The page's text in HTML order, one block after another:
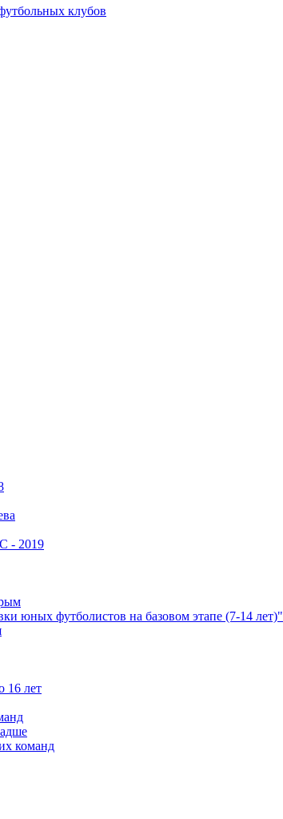
клубов
- 2019
юных футболистов на базовом этапе (7-14 лет)"
16 лет
команд